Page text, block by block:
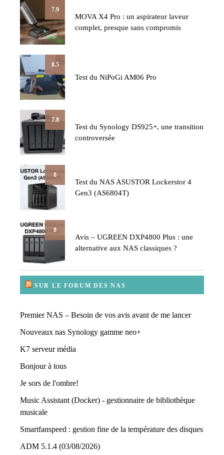
7.9
MOVA X4 Pro : un aspirateur laveur
complet, presque sans compromis
8.5
Test du NiPoGi AM06 Pro
7.8
Test du Synology DS925+, une transition
controversée
8
Test du NAS ASUSTOR Lockerstor 4
Gen3 (AS6804T)
8
Avis – UGREEN DXP4800 Plus : une
alternative aux NAS classiques ?
SUR LE FORUM DES NAS
Premier NAS – Besoin de vos avis avant de me lancer
Nouveaux nas Synology gamme neo+
K7 serveur média
Bonjour à tous
Je sors de l'ombre!
Music Assistant (Docker) - gestionnaire de bibliothèque
musicale
Smartfanspeed : gestion fine de la température des disques
ADM 5.1.4 (03/08/2026)